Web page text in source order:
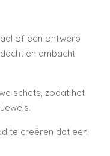
of een ontwerp
en ambacht
schets, zodat het
te creëren dat een